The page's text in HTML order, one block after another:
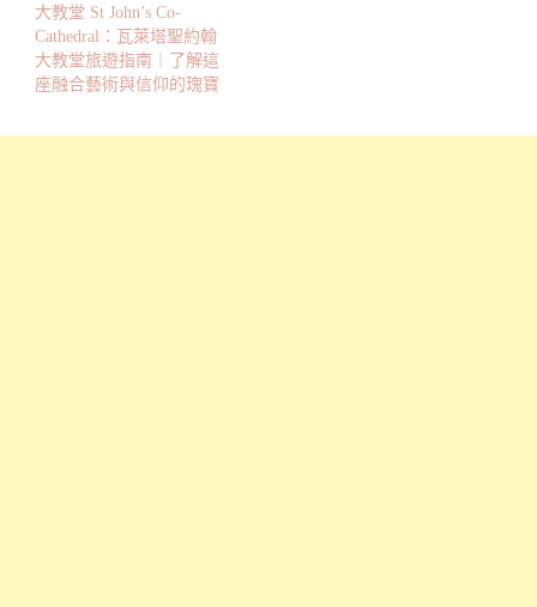
大教堂 St John’s Co-
Cathedral：瓦萊塔聖約翰
大教堂旅遊指南｜了解這
座融合藝術與信仰的瑰寶